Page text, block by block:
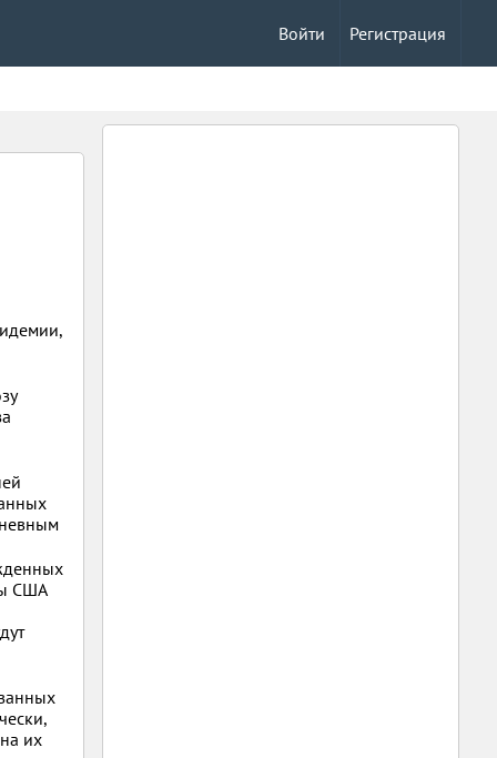
Регистрация
Войти
США
их